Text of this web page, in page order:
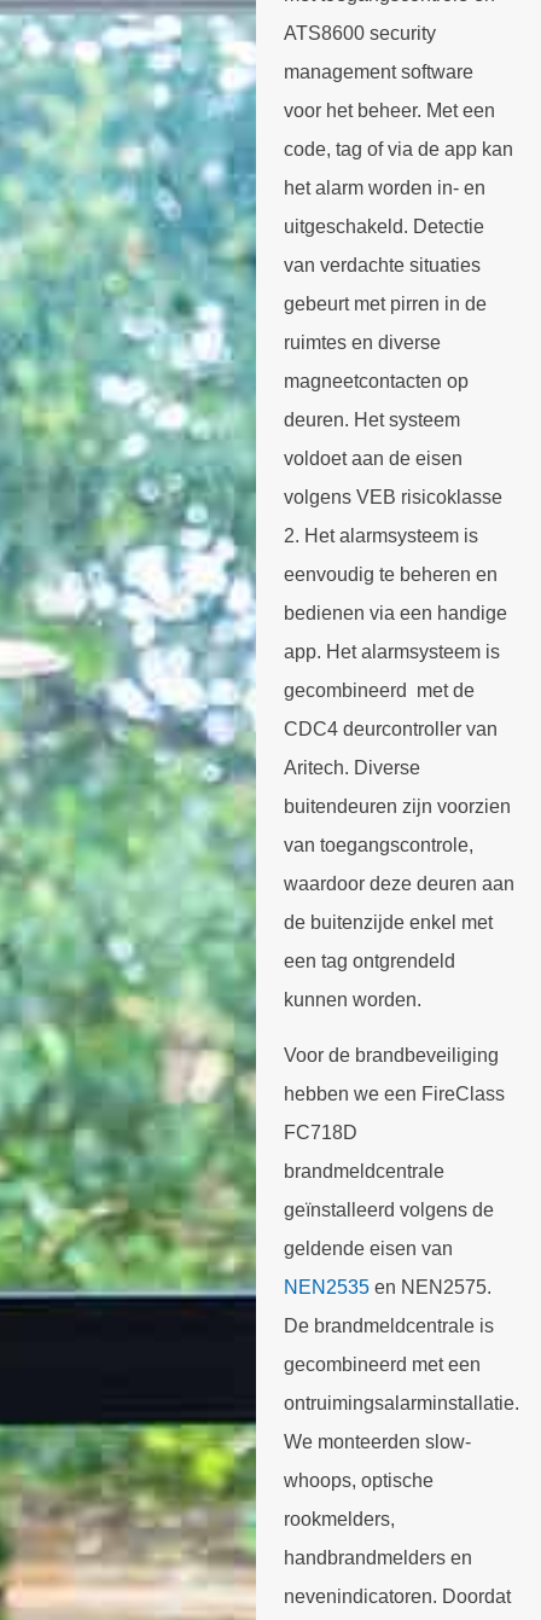
ATS8600 security
management software
voor het beheer. Met een
code, tag of via de app kan
het alarm worden in- en
uitgeschakeld. Detectie
van verdachte situaties
gebeurt met pirren in de
ruimtes en diverse
magneetcontacten op
deuren. Het systeem
voldoet aan de eisen
volgens VEB risicoklasse
2. Het alarmsysteem is
eenvoudig te beheren en
bedienen via een handige
app. Het alarmsysteem is
gecombineerd met de
CDC4 deurcontroller van
Aritech. Diverse
buitendeuren zijn voorzien
van toegangscontrole,
waardoor deze deuren aan
de buitenzijde enkel met
een tag ontgrendeld
kunnen worden.
Voor de brandbeveiliging
hebben we een FireClass
FC718D
brandmeldcentrale
geïnstalleerd volgens de
geldende eisen van
NEN2535en NEN2575.
De brandmeldcentrale is
gecombineerd met een
ontruimingsalarminstallatie.
We monteerden slow-
whoops, optische
rookmelders,
handbrandmelders en
nevenindicatoren. Doordat